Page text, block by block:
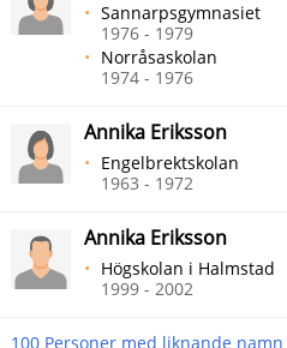
Sannarpsgymnasiet
1976 - 1979
Norråsaskolan
1974 - 1976
Annika Eriksson
Engelbrektskolan
1963 - 1972
Annika Eriksson
Högskolan i Halmstad
1999 - 2002
100 Personer med liknande namn